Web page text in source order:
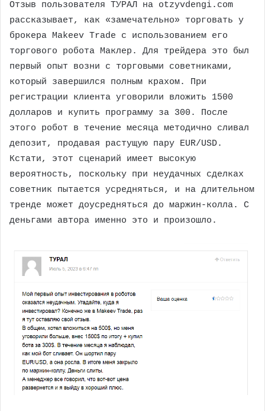
Отзыв пользователя ТУРАЛ на otzyvdengi.com
рассказывает, как «замечательно» торговать у
брокера Makeev Trade с использованием его
торгового робота Маклер. Для трейдера это был
первый опыт возни с торговыми советниками,
который завершился полным крахом. При
регистрации клиента уговорили вложить 1500
долларов и купить программу за 300. После
этого робот в течение месяца методично сливал
депозит, продавая растущую пару EUR/USD.
Кстати, этот сценарий имеет высокую
вероятность, поскольку при неудачных сделках
советник пытается усредняться, и на длительном
тренде может доусредняться до маржин-колла. С
деньгами автора именно это и произошло.